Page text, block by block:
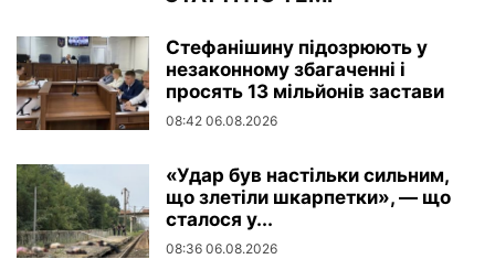
Стефанішину підозрюють у
незаконному збагаченні і
просять 13 мільйонів застави
08:42 06.08.2026
«Удар був настільки сильним,
що злетіли шкарпетки», — що
сталося у...
08:36 06.08.2026